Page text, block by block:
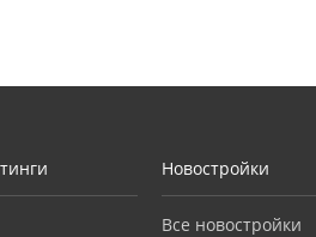
Новостройки
Все новостройки